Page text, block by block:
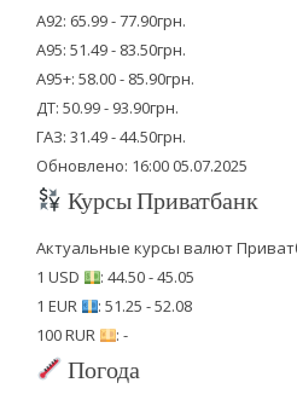
А92: 65.99 - 77.90грн.
А95: 51.49 - 83.50грн.
А95+: 58.00 - 85.90грн.
ДТ: 50.99 - 93.90грн.
ГАЗ: 31.49 - 44.50грн.
Обновлено: 16:00 05.07.2025
Курсы Приватбанк
Актуальные курсы валют
1 USD
: 44.50 - 45.05
1 EUR
: 51.25 - 52.08
100 RUR
: -
Погода